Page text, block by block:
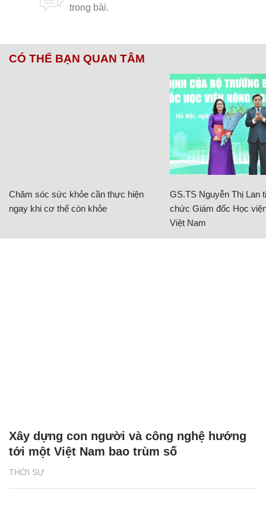
CÓ THỂ BẠN QUAN TÂM
Chăm sóc sức khỏe cần thực hiện
ngay khi cơ thể còn khỏe
GS.TS Nguyễn Thị Lan
chức Giám đốc Học
Việt Nam
THỜI SỰ
Xây dựng con người và công nghệ hướng
tới một Việt Nam bao trùm số